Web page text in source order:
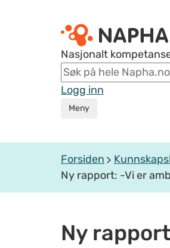
Nasjonalt
Logg inn
Meny
Forsiden
Ny rapport: -Vi er
Ny